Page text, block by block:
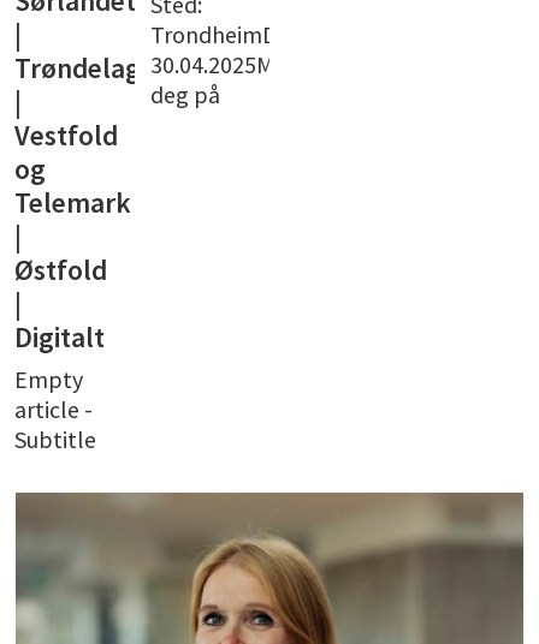
|
Trøndelag
|
Vestfold
og
Telemark
|
Østfold
|
Digitalt
Empty
article -
Subtitle
TrondheimDato:
30.04.2025Meld
deg på